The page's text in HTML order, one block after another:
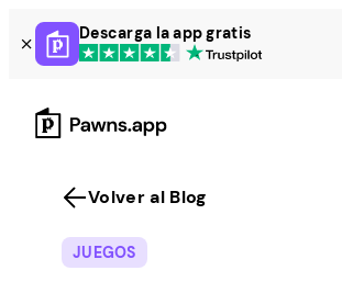
Skip
to
content
Descarga la app gratis
Volver al Blog
JUEGOS